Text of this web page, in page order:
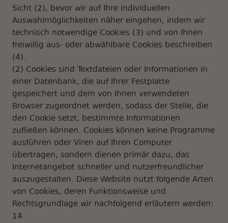
Sicht (2), bevor wir auf Ihre individuellen
Auswahlmöglichkeiten näher eingehen, indem wir
technisch notwendige Cookies (3) und von Ihnen
freiwillig aus- oder abwählbare Cookies beschreiben
(4).
(2) Cookies sind Textdateien oder Informationen in
einer Datenbank, die auf Ihrer Festplatte
gespeichert und dem von Ihnen verwendeten
Browser zugeordnet werden, sodass der Stelle, die
den Cookie setzt, bestimmte Informationen
zufließen können. Cookies können keine Programme
ausführen oder Viren auf Ihren Computer
übertragen, sondern dienen primär dazu, das
Internetangebot schneller und nutzerfreundlicher
auszugestalten. Diese Website nutzt folgende Arten
von Cookies, deren Funktionsweise und
Rechtsgrundlage wir nachfolgend erläutern werden:
14